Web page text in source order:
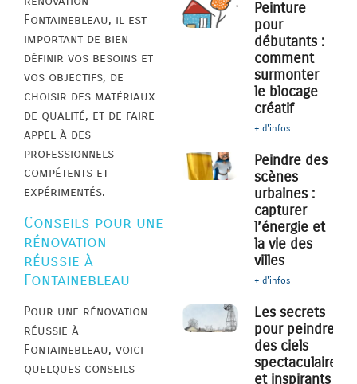
Fontainebleau, il est
important de bien
définir vos besoins et
vos objectifs, de
choisir des matériaux
de qualité, et de faire
appel à des
professionnels
compétents et
expérimentés.
Conseils pour une
rénovation
réussie à
Fontainebleau
Pour une rénovation
réussie à
Fontainebleau, voici
quelques conseils
Peinture
pour
débutants :
comment
surmonter
le blocage
créatif
+ d'infos
Peindre des
scènes
urbaines :
capturer
l’énergie et
la vie des
villes
+ d'infos
Les secrets
pour peindre
des ciels
spectaculaires
et inspirants